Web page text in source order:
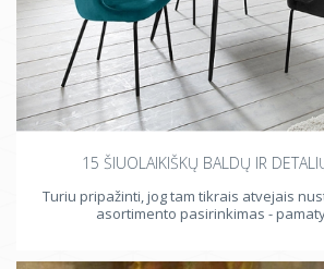
15 ŠIUOLAIKIŠKŲ BALDŲ IR
Turiu pripažinti, jog tam tikrais atvejais
asortimento pasirinkimas -